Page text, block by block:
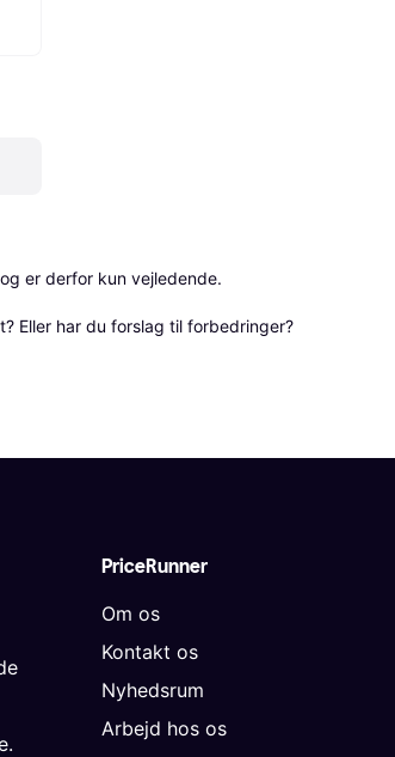
er derfor kun vejledende.
Eller har du forslag til forbedringer?
PriceRunner
Om os
Kontakt os
Nyhedsrum
Arbejd hos os